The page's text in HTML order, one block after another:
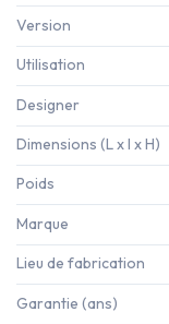
Version
Utilisation
Designer
Dimensions (L x l x H)
Poids
Marque
Lieu de fabrication
Garantie (ans)